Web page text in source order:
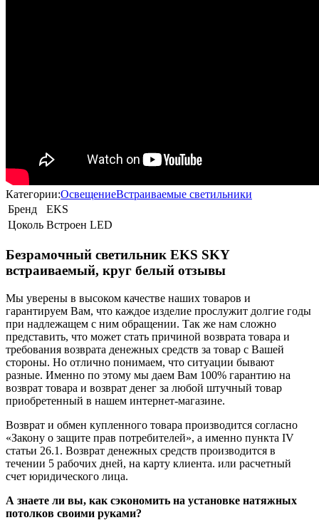
Категории:ОсвещениеВстраиваемые светильники
Бренд
EKS
Цоколь Встроен LED
Безрамочный светильник EKS SKY
встраиваемый, круг белый отзывы
Мы уверены в высоком качестве наших товаров и
гарантируем Вам, что каждое изделие прослужит долгие годы
при надлежащем с ним обращении. Так же нам сложно
представить, что может стать причиной возврата товара и
требования возврата денежных средств за товар с Вашей
стороны. Но отлично понимаем, что ситуации бывают
разные. Именно по этому мы даем Вам 100% гарантию на
возврат товара и возврат денег за любой штучный товар
приобретенный в нашем интернет-магазине.
Возврат и обмен купленного товара производится согласно
«Закону о защите прав потребителей», а именно пункта IV
статьи 26.1. Возврат денежных средств производится в
течении 5 рабочих дней, на карту клиента. или расчетный
счет юридического лица.
А знаете ли вы, как сэкономить на установке натяжных
потолков своими руками?